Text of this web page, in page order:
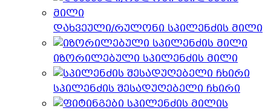
დახვეული/რულონი სპილენძის მილი
იზორილებული სპილენძის მილი
სპილენძის შესადუღებელი ჩხირი